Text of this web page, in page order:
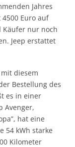
Jahres
Euro auf
Käufer nur noch
Jeep erstattet
diesem
Bestellung des
es in einer
Avenger,
hat eine
54 kWh starke
Kilometer